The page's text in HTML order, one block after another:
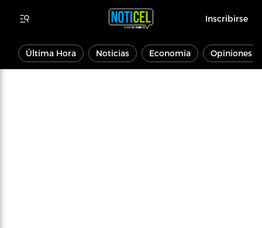
Inscribirse
Última Hora Noticias Economía Opiniones